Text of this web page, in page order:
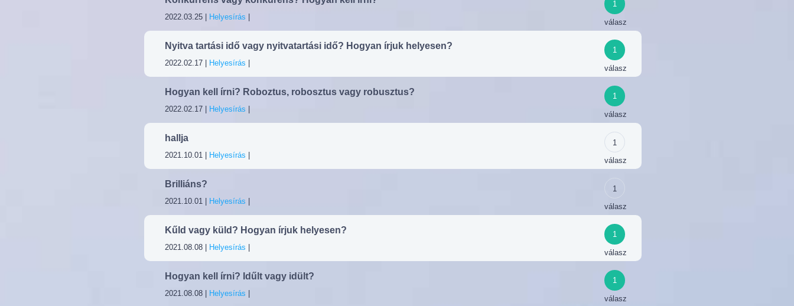
2022.03.25 | Helyesírás
1
válasz
Nyitva tartási idő vagy nyitvatartási idő? Hogyan írjuk helyesen?
2022.02.17 | Helyesírás
1
válasz
Hogyan kell írni? Roboztus, robosztus vagy robusztus?
2022.02.17 | Helyesírás
1
válasz
hallja
2021.10.01 | Helyesírás
1
válasz
Brilliáns?
2021.10.01 | Helyesírás
1
válasz
Kűld vagy küld? Hogyan írjuk helyesen?
2021.08.08 | Helyesírás
1
válasz
Hogyan kell írni? Idűlt vagy idült?
2021.08.08 | Helyesírás
1
válasz